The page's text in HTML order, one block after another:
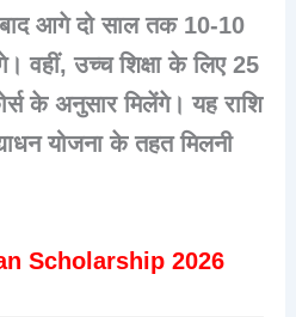
आगे दो साल तक 10-10
वहीं, उच्च शिक्षा के लिए 25
के अनुसार मिलेंगे। यह राशि
योजना के तहत मिलनी
Scholarship 2026